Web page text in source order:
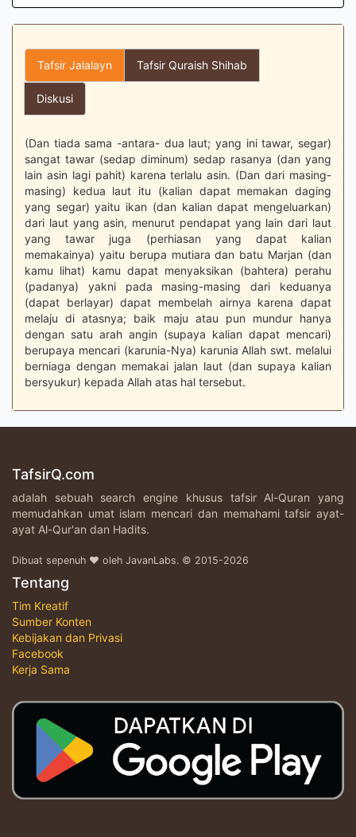
Tafsir Jalalayn Tafsir Quraish Shihab
Diskusi
(Dan tiada sama -antara- dua laut; yang ini tawar, segar)
sangat tawar (sedap diminum) sedap rasanya (dan yang
lain asin lagi pahit) karena terlalu asin. (Dan dari masing-
masing) kedua laut itu (kalian dapat memakan daging
yang segar) yaitu ikan (dan kalian dapat mengeluarkan)
dari laut yang asin, menurut pendapat yang lain dari laut
yang tawar juga (perhiasan yang dapat kalian
memakainya) yaitu berupa mutiara dan batu Marjan (dan
kamu lihat) kamu dapat menyaksikan (bahtera) perahu
(padanya) yakni pada masing-masing dari keduanya
(dapat berlayar) dapat membelah airnya karena dapat
melaju di atasnya; baik maju atau pun mundur hanya
dengan satu arah angin (supaya kalian dapat mencari)
berupaya mencari (karunia-Nya) karunia Allah swt. melalui
berniaga dengan memakai jalan laut (dan supaya kalian
bersyukur) kepada Allah atas hal tersebut.
TafsirQ.com
adalah sebuah search engine khusus tafsir Al-Quran yang
memudahkan umat islam mencari dan memahami tafsir ayat-
ayat Al-Qur'an dan Hadits.
Dibuat sepenuh ♥ oleh JavanLabs. © 2015-2026
Tentang
Tim Kreatif
Sumber Konten
Kebijakan dan Privasi
Facebook
Kerja Sama